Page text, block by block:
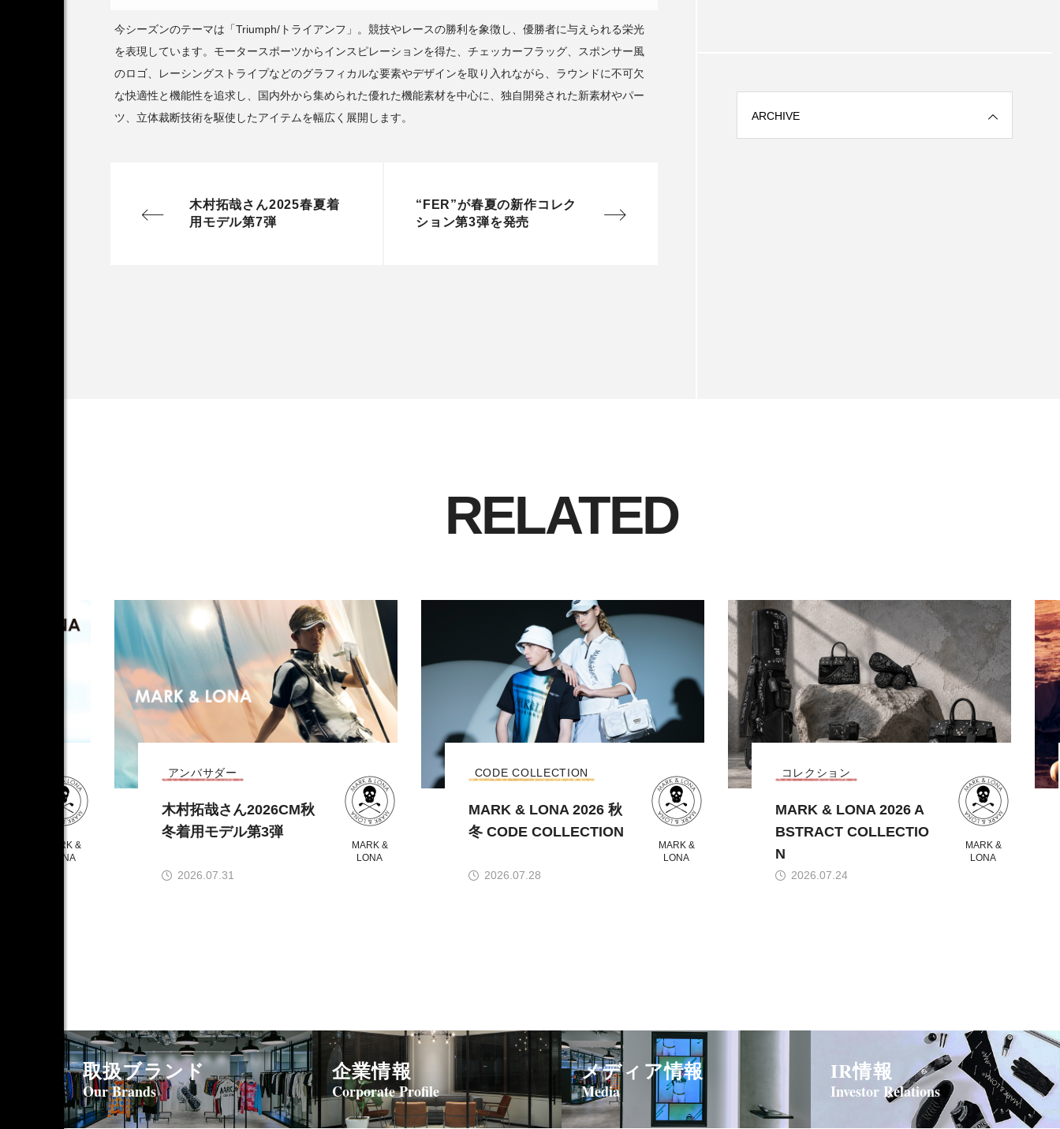
ARCHIVE
今シーズンのテーマは「Triumph/トライアンフ」。競技やレースの勝利を象徴し、優勝者に与えられる栄光
を表現しています。モータースポーツからインスピレーションを得た、チェッカーフラッグ、スポンサー風
のロゴ、レーシングストライプなどのグラフィカルな要素やデザインを取り入れながら、ラウンドに不可欠
な快適性と機能性を追求し、国内外から集められた優れた機能素材を中心に、独自開発された新素材やパー
ツ、立体裁断技術を駆使したアイテムを幅広く展開します。
木村拓哉さん2025春夏着
用モデル第7弾
“FER”が春夏の新作コレク
ション第3弾を発売
RELATED
MARK &
LONA
MARK &
LONA
2026.07.31
アンバサダー
木村拓哉さん2026CM秋
冬着用モデル第3弾
MARK &
LONA
2026.07.28
CODE COLLECTION
MARK & LONA 2026 秋
冬 CODE COLLECTION
MARK &
LONA
2026.07.24
コレクション
MARK & LONA 2026 A
BSTRACT COLLECTIO
N
取扱ブランド
Our Brands
企業情報
Corporate Profile
メディア情報
Media
IR情報
Investor Relations